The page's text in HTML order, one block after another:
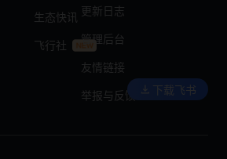
生态快讯
飞行社
更新日志
管理后台
友情链接
举报与反馈 下载飞书